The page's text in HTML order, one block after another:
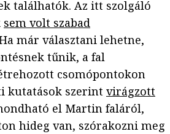
találhatók. Az itt szolgáló
sem volt szabad
már választani lehetne,
tűnik, a fal
csomópontokon
kutatások szerint virágzott
el Martin faláról,
hideg van, szórakozni meg